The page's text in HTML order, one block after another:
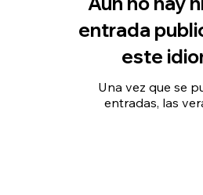
entrada
este
Una vez que se
entradas, las